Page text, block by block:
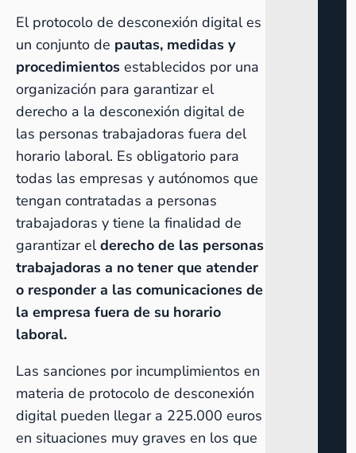
El protocolo de desconexión digital es
un conjunto de pautas, medidas y
procedimientos establecidos por una
organización para garantizar el
derecho a la desconexión digital de
las personas trabajadoras fuera del
horario laboral. Es obligatorio para
todas las empresas y autónomos que
tengan contratadas a personas
trabajadoras y tiene la finalidad de
garantizar elderecho de las personas
trabajadoras a no tener que atender
o responder a las comunicaciones de
la empresa fuera de su horario
laboral.
Las sanciones por incumplimientos en
materia de protocolo de desconexión
digital pueden llegar a 225.000 euros
en situaciones muy graves en los que